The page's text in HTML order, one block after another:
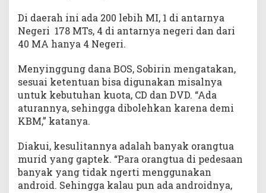
Di daerah ini ada 200 lebih MI, 1 di antarnya
Negeri 178 MTs, 4 di antarnya negeri dan dari
40 MA hanya 4 Negeri.
Menyinggung dana BOS, Sobirin mengatakan,
sesuai ketentuan bisa digunakan misalnya
untuk kebutuhan kuota, CD dan DVD. “Ada
aturannya, sehingga dibolehkan karena demi
KBM,” katanya.
Diakui, kesulitannya adalah banyak orangtua
murid yang gaptek. “Para orangtua di pedesaan
banyak yang tidak ngerti menggunakan
android. Sehingga kalau pun ada androidnya,